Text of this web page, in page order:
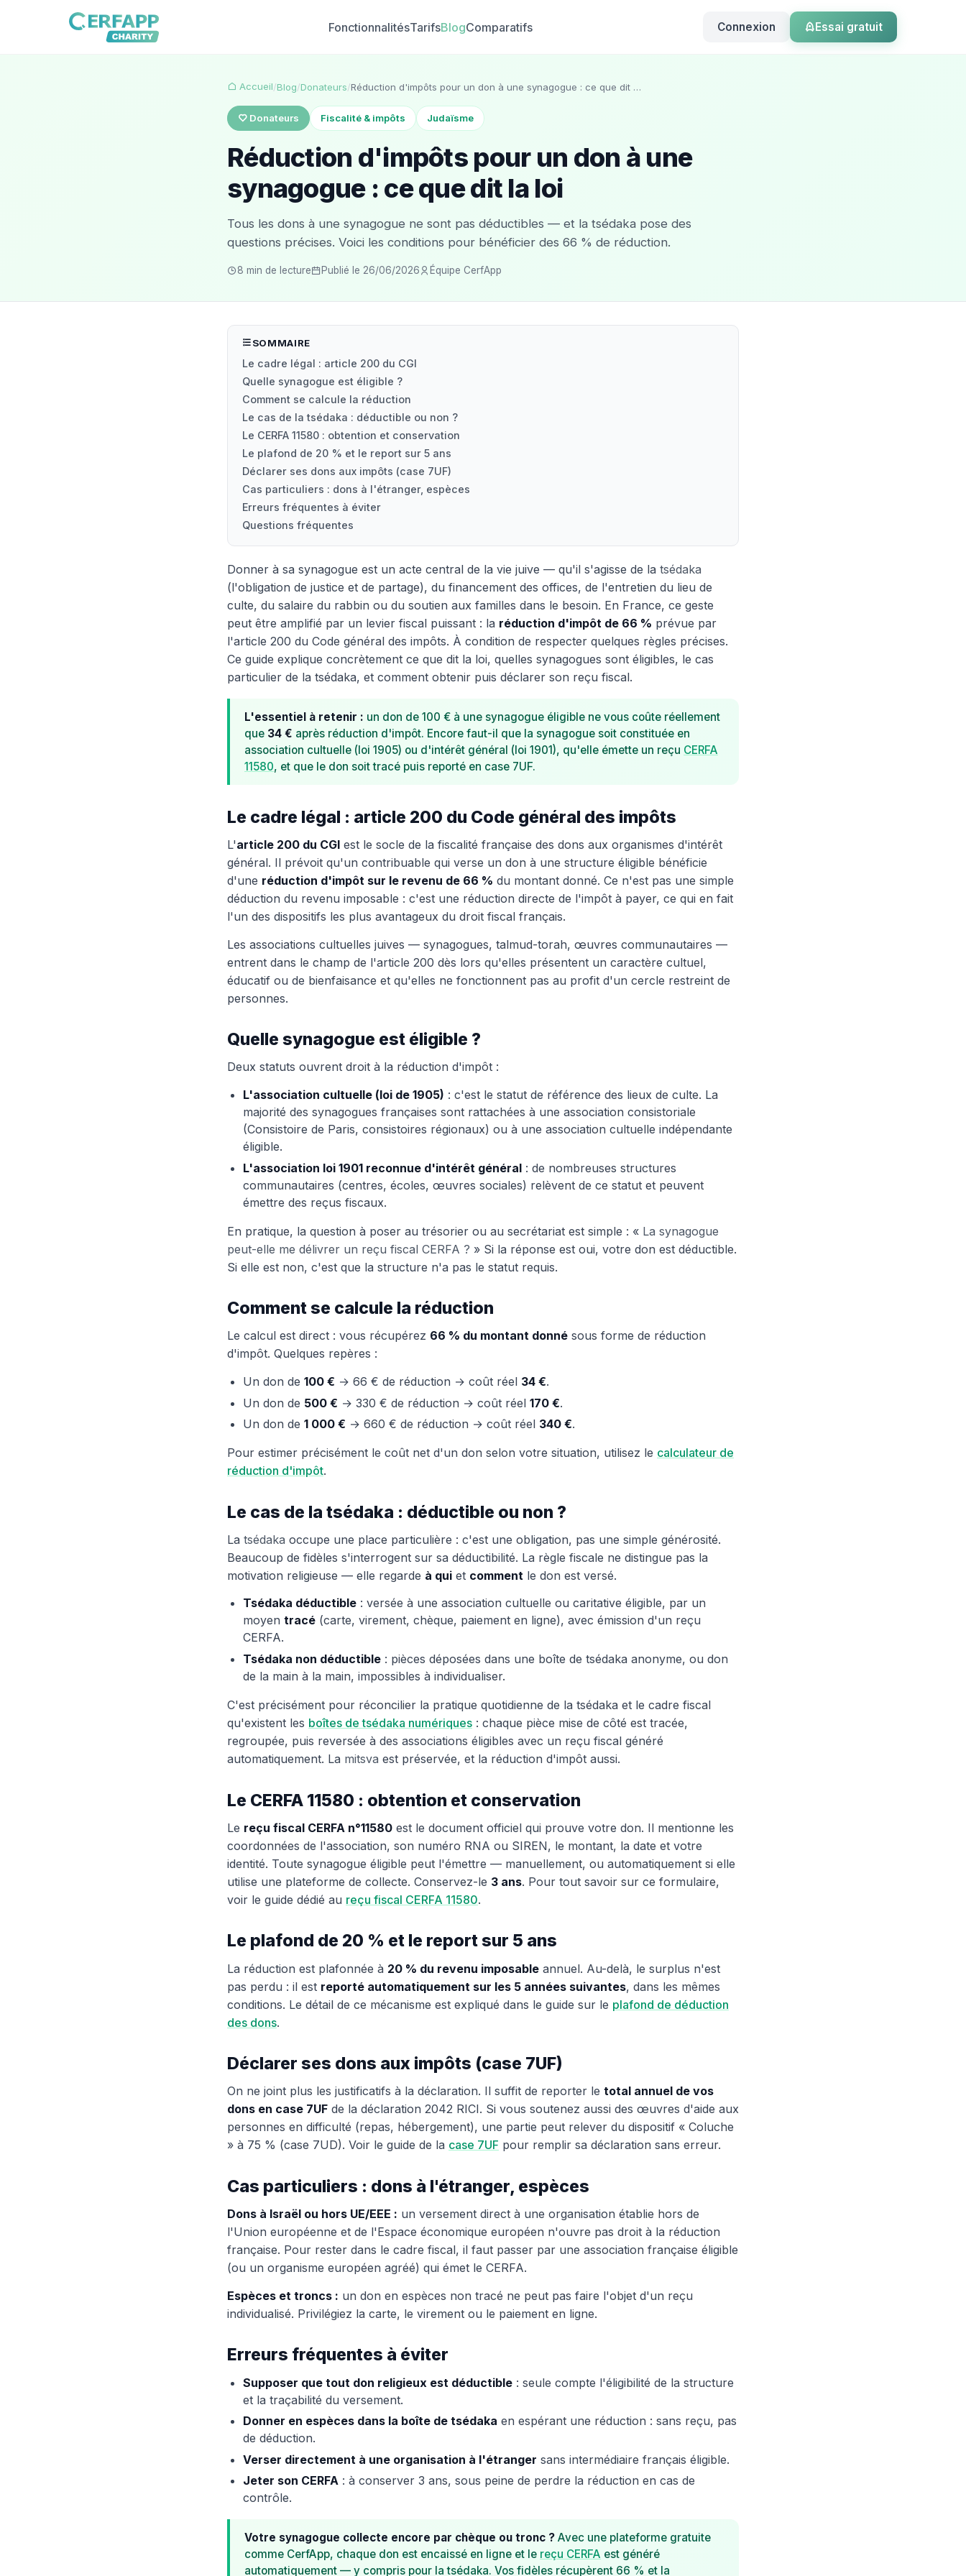
FonctionnalitésTarifsBlogComparatifs Connexion Essai gratuit
Accueil/Blog/Donateurs/Réduction d'impôts pour un don à une synagogue : ce que dit …
Donateurs Fiscalité & impôts Judaïsme
Réduction d'impôts pour un don à une
synagogue : ce que dit la loi
Tous les dons à une synagogue ne sont pas déductibles — et la tsédaka pose des
questions précises. Voici les conditions pour bénéficier des 66 % de réduction.
8 min de lecture Publié le 26/06/2026 Équipe CerfApp
SOMMAIRE
Le cadre légal : article 200 du CGI
Quelle synagogue est éligible ?
Comment se calcule la réduction
Le cas de la tsédaka : déductible ou non ?
Le CERFA 11580 : obtention et conservation
Le plafond de 20 % et le report sur 5 ans
Déclarer ses dons aux impôts (case 7UF)
Cas particuliers : dons à l'étranger, espèces
Erreurs fréquentes à éviter
Questions fréquentes
Donner à sa synagogue est un acte central de la vie juive — qu'il s'agisse de la tsédaka
(l'obligation de justice et de partage), du financement des offices, de l'entretien du lieu de
culte, du salaire du rabbin ou du soutien aux familles dans le besoin. En France, ce geste
peut être amplifié par un levier fiscal puissant : la réduction d'impôt de 66 % prévue par
l'article 200 du Code général des impôts. À condition de respecter quelques règles précises.
Ce guide explique concrètement ce que dit la loi, quelles synagogues sont éligibles, le cas
particulier de la tsédaka, et comment obtenir puis déclarer son reçu fiscal.
L'essentiel à retenir : un don de 100 € à une synagogue éligible ne vous coûte réellement
que 34 € après réduction d'impôt. Encore faut-il que la synagogue soit constituée en
association cultuelle (loi 1905) ou d'intérêt général (loi 1901), qu'elle émette un reçu CERFA
11580, et que le don soit tracé puis reporté en case 7UF.
Le cadre légal : article 200 du Code général des impôts
L'article 200 du CGI est le socle de la fiscalité française des dons aux organismes d'intérêt
général. Il prévoit qu'un contribuable qui verse un don à une structure éligible bénéficie
d'une réduction d'impôt sur le revenu de 66 % du montant donné. Ce n'est pas une simple
déduction du revenu imposable : c'est une réduction directe de l'impôt à payer, ce qui en fait
l'un des dispositifs les plus avantageux du droit fiscal français.
Les associations cultuelles juives — synagogues, talmud-torah, œuvres communautaires —
entrent dans le champ de l'article 200 dès lors qu'elles présentent un caractère cultuel,
éducatif ou de bienfaisance et qu'elles ne fonctionnent pas au profit d'un cercle restreint de
personnes.
Quelle synagogue est éligible ?
Deux statuts ouvrent droit à la réduction d'impôt :
L'association cultuelle (loi de 1905) : c'est le statut de référence des lieux de culte. La
majorité des synagogues françaises sont rattachées à une association consistoriale
(Consistoire de Paris, consistoires régionaux) ou à une association cultuelle indépendante
éligible.
L'association loi 1901 reconnue d'intérêt général : de nombreuses structures
communautaires (centres, écoles, œuvres sociales) relèvent de ce statut et peuvent
émettre des reçus fiscaux.
En pratique, la question à poser au trésorier ou au secrétariat est simple : « La synagogue
peut-elle me délivrer un reçu fiscal CERFA ? » Si la réponse est oui, votre don est déductible.
Si elle est non, c'est que la structure n'a pas le statut requis.
Comment se calcule la réduction
Le calcul est direct : vous récupérez 66 % du montant donné sous forme de réduction
d'impôt. Quelques repères :
Un don de100 € → 66 € de réduction → coût réel 34 €.
Un don de 500 € → 330 € de réduction → coût réel170 €.
Un don de1 000 € → 660 € de réduction → coût réel 340 €.
Pour estimer précisément le coût net d'un don selon votre situation, utilisez le calculateur de
réduction d'impôt.
Le cas de la tsédaka : déductible ou non ?
La tsédaka occupe une place particulière : c'est une obligation, pas une simple générosité.
Beaucoup de fidèles s'interrogent sur sa déductibilité. La règle fiscale ne distingue pas la
motivation religieuse — elle regarde à qui et comment le don est versé.
Tsédaka déductible : versée à une association cultuelle ou caritative éligible, par un
moyentracé (carte, virement, chèque, paiement en ligne), avec émission d'un reçu
CERFA.
Tsédaka non déductible : pièces déposées dans une boîte de tsédaka anonyme, ou don
de la main à la main, impossibles à individualiser.
C'est précisément pour réconcilier la pratique quotidienne de la tsédaka et le cadre fiscal
qu'existent les boîtes de tsédaka numériques : chaque pièce mise de côté est tracée,
regroupée, puis reversée à des associations éligibles avec un reçu fiscal généré
automatiquement. La mitsva est préservée, et la réduction d'impôt aussi.
Le CERFA 11580 : obtention et conservation
Le reçu fiscal CERFA n°11580 est le document officiel qui prouve votre don. Il mentionne les
coordonnées de l'association, son numéro RNA ou SIREN, le montant, la date et votre
identité. Toute synagogue éligible peut l'émettre — manuellement, ou automatiquement si elle
utilise une plateforme de collecte. Conservez-le 3 ans. Pour tout savoir sur ce formulaire,
voir le guide dédié au reçu fiscal CERFA 11580.
Le plafond de 20 % et le report sur 5 ans
La réduction est plafonnée à 20 % du revenu imposable annuel. Au-delà, le surplus n'est
pas perdu : il est reporté automatiquement sur les 5 années suivantes, dans les mêmes
conditions. Le détail de ce mécanisme est expliqué dans le guide sur le plafond de déduction
des dons.
Déclarer ses dons aux impôts (case 7UF)
On ne joint plus les justificatifs à la déclaration. Il suffit de reporter le total annuel de vos
dons en case 7UF de la déclaration 2042 RICI. Si vous soutenez aussi des œuvres d'aide aux
personnes en difficulté (repas, hébergement), une partie peut relever du dispositif « Coluche
» à 75 % (case 7UD). Voir le guide de la case 7UF pour remplir sa déclaration sans erreur.
Cas particuliers : dons à l'étranger, espèces
Dons à Israël ou hors UE/EEE : un versement direct à une organisation établie hors de
l'Union européenne et de l'Espace économique européen n'ouvre pas droit à la réduction
française. Pour rester dans le cadre fiscal, il faut passer par une association française éligible
(ou un organisme européen agréé) qui émet le CERFA.
Espèces et troncs : un don en espèces non tracé ne peut pas faire l'objet d'un reçu
individualisé. Privilégiez la carte, le virement ou le paiement en ligne.
Erreurs fréquentes à éviter
Supposer que tout don religieux est déductible : seule compte l'éligibilité de la structure
et la traçabilité du versement.
Donner en espèces dans la boîte de tsédaka en espérant une réduction : sans reçu, pas
de déduction.
Verser directement à une organisation à l'étranger sans intermédiaire français éligible.
Jeter son CERFA : à conserver 3 ans, sous peine de perdre la réduction en cas de
contrôle.
Votre synagogue collecte encore par chèque ou tronc ? Avec une plateforme gratuite
comme CerfApp, chaque don est encaissé en ligne et le reçu CERFA est généré
automatiquement — y compris pour la tsédaka. Vos fidèles récupèrent 66 % et la